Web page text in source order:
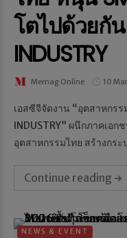
โตไปด้วยกัน
INDUSTRY
Memag Online 10
เอสซีจีจัดงาน “อุตสาหกร
INDUSTRY” ผนึกภาคเอ
อุตสาหกรรมไทย สร้างกร
Continue reading
NEWS & EVENT